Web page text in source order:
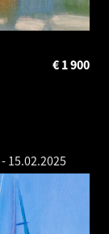
1 900
€
- 15.02.2025